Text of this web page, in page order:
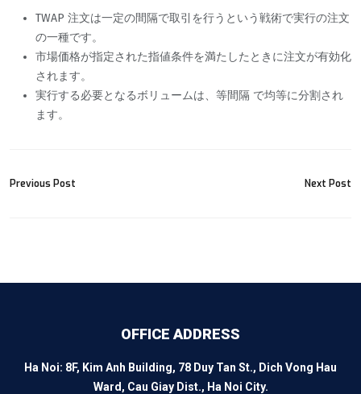
TWAP 注文は一定の間隔で取引を行うという戦術で実行の注文
の一種です。
市場価格が指定された指値条件を満たしたときに注文が有効化
されます。
実行する必要となるボリュームは、等間隔 で均等に分割され
ます。
Previous Post Next Post
OFFICE ADDRESS
Ha Noi: 8F, Kim Anh Building, 78 Duy Tan St., Dich Vong Hau
Ward, Cau Giay Dist., Ha Noi City.